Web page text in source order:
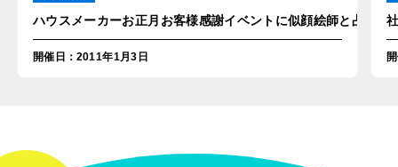
ハウスメーカーお正月お客様感謝イベントに似顔絵師と占い師
開催日 ：2011年1月3日